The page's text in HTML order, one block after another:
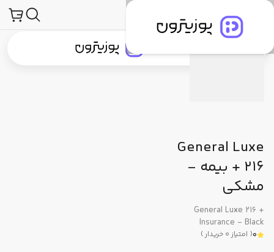
جستجو در
موبایل
General Luxe
216 + بیمه -
مشکی
General Luxe 216 +
Insurance - Black
0
( امتیاز 0 خریدار)
مشخصات فنی